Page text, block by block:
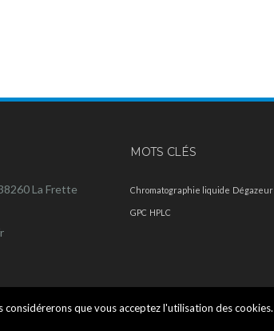
La Frette
MOTS CLÉS
Chromatographie liquide Dégazeur
GPC HPLC
que vous acceptez l'utilisation des cookies.